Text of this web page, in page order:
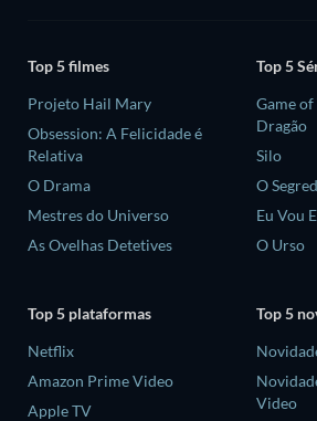
Top 5 filmes
Projeto Hail Mary
Obsession: A Felicidade é
Relativa
O Drama
Mestres do Universo
As Ovelhas Detetives
Top 5
Game
Dragão
Silo
O
Eu Vou
O Urso
Top 5 plataformas
Netflix
Amazon Prime Video
Apple TV
Top 5
Video